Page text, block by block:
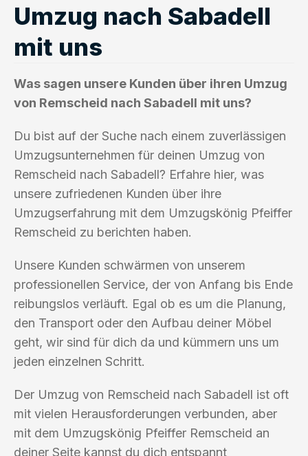
Umzug nach Sabadell
mit uns
Was sagen unsere Kunden über ihren Umzug
von Remscheid nach Sabadell mit uns?
Du bist auf der Suche nach einem zuverlässigen
Umzugsunternehmen für deinen Umzug von
Remscheid nach Sabadell? Erfahre hier, was
unsere zufriedenen Kunden über ihre
Umzugserfahrung mit dem Umzugskönig Pfeiffer
Remscheid zu berichten haben.
Unsere Kunden schwärmen von unserem
professionellen Service, der von Anfang bis Ende
reibungslos verläuft. Egal ob es um die Planung,
den Transport oder den Aufbau deiner Möbel
geht, wir sind für dich da und kümmern uns um
jeden einzelnen Schritt.
Der Umzug von Remscheid nach Sabadell ist oft
mit vielen Herausforderungen verbunden, aber
mit dem Umzugskönig Pfeiffer Remscheid an
deiner Seite kannst du dich entspannt